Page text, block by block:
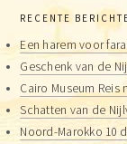
RECENTE
Een harem voor
Geschenk van de
Cairo Museum Reis
Schatten van de
Noord-Marokko 10